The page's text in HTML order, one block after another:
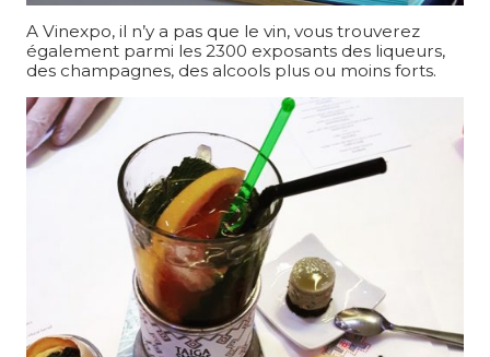
A Vinexpo, il n’y a pas que le vin, vous trouverez
également parmi les 2300 exposants des liqueurs,
des champagnes, des alcools plus ou moins forts.